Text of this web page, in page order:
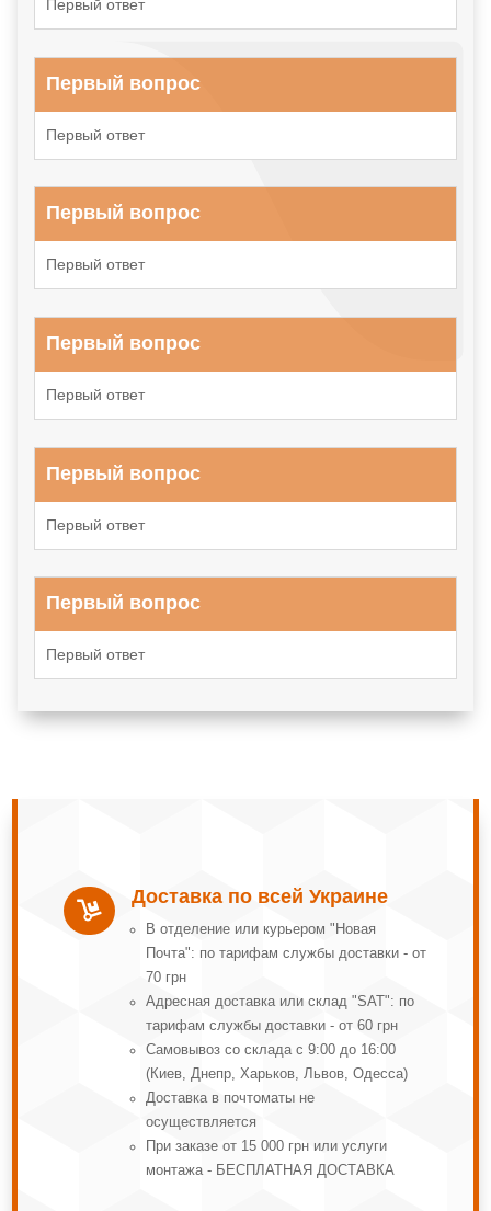
Первый ответ
Первый вопрос
Первый ответ
Первый вопрос
Первый ответ
Первый вопрос
Первый ответ
Первый вопрос
Первый ответ
Первый вопрос
Первый ответ

Доставка по всей Украине
В отделение или курьером "Новая
Почта": по тарифам службы доставки - от
70 грн
Адресная доставка или склад "SAT": по
тарифам службы доставки - от 60 грн
Самовывоз со склада с 9:00 до 16:00
(Киев, Днепр, Харьков, Львов, Одесса)
Доставка в почтоматы не
осуществляется
При заказе от 15 000 грн или услуги
монтажа - БЕСПЛАТНАЯ ДОСТАВКА